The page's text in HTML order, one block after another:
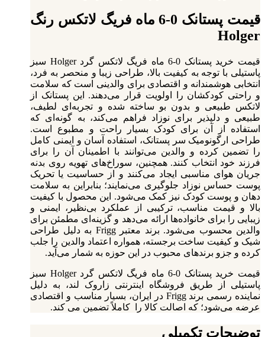
قیمت پستانک 0-6 ماه فریگ لاتکس رنگ
Holger
قیمت خرید پستانک 0-6 ماه فریگ لاتکس گرد Holger سبز
پاستیلی با توجه به کیفیت بالا، طراحی زیبا و منحصر به فرد،
انتخابی هوشمندانه و اقتصادی برای والدینی است که سلامت
و راحتی کودکشان را اولویت قرار می‌دهند. این پستانک از
لاتکس طبیعی و بدون بو ساخته شده و تجربه‌ای لطیف،
طبیعی و دلپذیر برای نوزاد فراهم می‌کند، به گونه‌ای که
استفاده از آن برای کودک بسیار راحت و مطبوع است.
طراحی ارگونومیک سر پستانک، استفاده آسان و ایمنی کامل
را تضمین کرده و والدین می‌توانند با اطمینان آن را برای
فرزند خود انتخاب کنند. همچنین، سوراخ‌های تهویه روی بدنه
جریان هوای مناسبی ایجاد می‌کنند و از حساسیت یا تحریک
پوست حساس نوزاد جلوگیری می‌نمایند؛ بنابراین به سلامت
دهان و پوست کودک نیز کمک می‌شود. این محصول با کیفیت
بالا و قیمت مناسب، ترکیبی از عملکرد بی‌نظیر، ایمنی و
زیبایی را برای خانواده‌ها ارائه می‌دهد و گزینه‌ای مطمئن برای
والدین محسوب می‌شود. برند معتبر Frigg به دلیل طراحی
شیک و کیفیت ساخت برجسته، همواره اعتماد والدین را جلب
کرده و جزو برندهای محبوب در این حوزه به شمار می‌آید.
قیمت خرید پستانک 0-6 ماه فریگ لاتکس گرد Holger سبز
پاستیلی از طریق فروشگاه اینترنتی زاروک‌ لند، به دلیل
نماینده رسمی برند Frigg در ایران، بسیار مناسب و اقتصادی
عرضه می‌شود؛ که اصالت کالا را کاملاً تضمین می کند.
توضیحات تکمیلی